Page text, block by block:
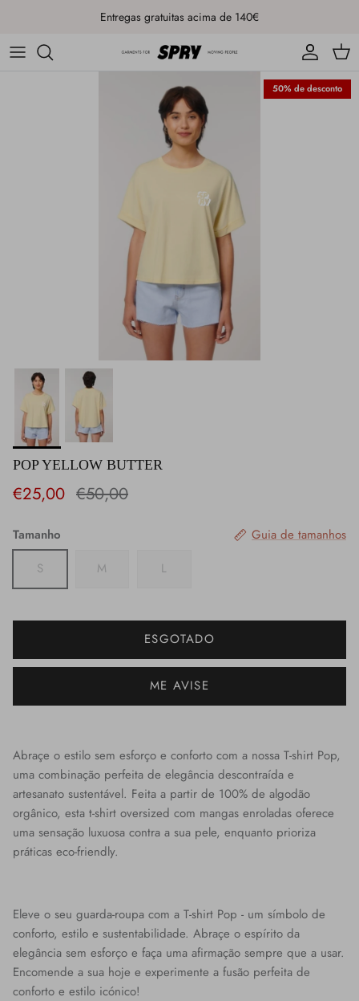
Entregas gratuitas acima de 140€
Conta
50% de desconto
POP YELLOW BUTTER
€25,00 €50,00
Tamanho
Guia de tamanhos
S
M L
ESGOTADO
ME AVISE
Abraçe o estilo sem esforço e conforto com a nossa T-shirt Pop,
uma combinação perfeita de elegância descontraída e
artesanato sustentável. Feita a partir de 100% de algodão
orgânico, esta t-shirt oversized com mangas enroladas oferece
uma sensação luxuosa contra a sua pele, enquanto prioriza
práticas eco-friendly.
Eleve o seu guarda-roupa com a T-shirt Pop - um símbolo de
conforto, estilo e sustentabilidade. Abraçe o espírito da
elegância sem esforço e faça uma afirmação sempre que a usar.
Encomende a sua hoje e experimente a fusão perfeita de
conforto e estilo icónico!